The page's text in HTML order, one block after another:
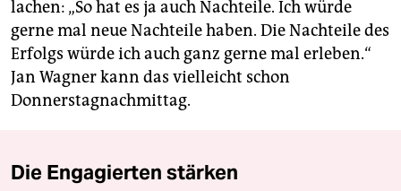
lachen: „So hat es ja auch Nachteile. Ich würde
gerne mal neue Nachteile haben. Die Nachteile des
Erfolgs würde ich auch ganz gerne mal erleben.“
Jan Wagner kann das vielleicht schon
Donnerstagnachmittag.
Die Engagierten stärken